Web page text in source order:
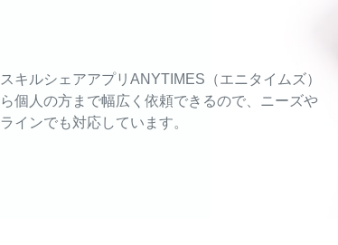
キルシェアアプリANYTIMES（エニタイムズ）
個人の方まで幅広く依頼できるので、ニーズや
インでも対応しています。